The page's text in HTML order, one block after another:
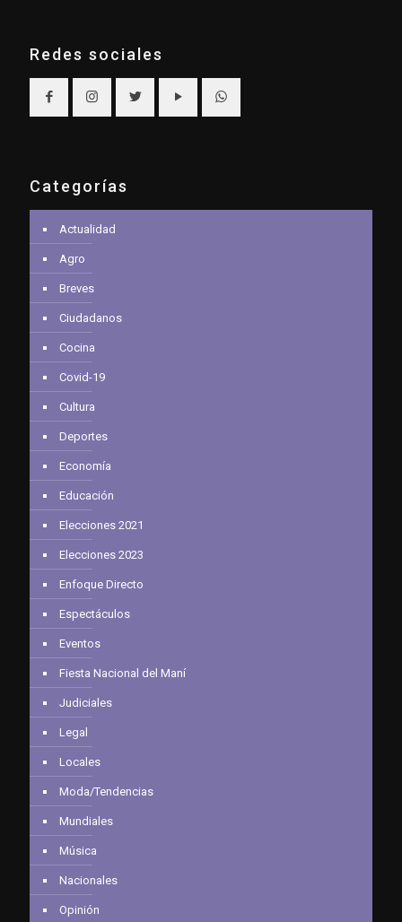
Redes sociales
Categorías
Actualidad
Agro
Breves
Ciudadanos
Cocina
Covid-19
Cultura
Deportes
Economía
Educación
Elecciones 2021
Elecciones 2023
Enfoque Directo
Espectáculos
Eventos
Fiesta Nacional del Maní
Judiciales
Legal
Locales
Moda/Tendencias
Mundiales
Música
Nacionales
Opinión